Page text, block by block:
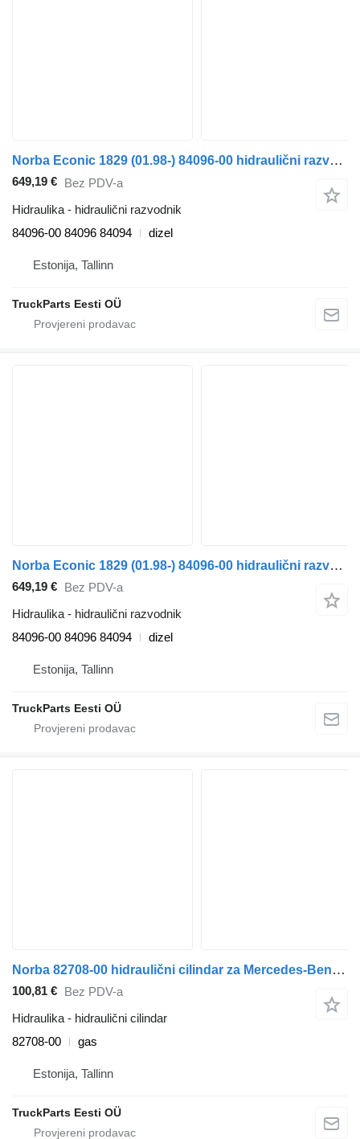
Norba Econic 1829 (01.98-) 84096-00 hidraulični razvodnik za Mercedes-Benz Econic (1998-2014) tegljača
649,19 € Bez PDV-a
Hidraulika - hidraulični razvodnik
84096-00 84096 84094
dizel
Estonija, Tallinn
TruckParts Eesti OÜ
Norba Econic 1829 (01.98-) 84096-00 hidraulični razvodnik za Mercedes-Benz Econic (1998-2014) kamiona
649,19 € Bez PDV-a
Hidraulika - hidraulični razvodnik
84096-00 84096 84094
dizel
Estonija, Tallinn
TruckParts Eesti OÜ
Norba 82708-00 hidraulični cilindar za Mercedes-Benz Econic (1998-2014) tegljača
100,81 € Bez PDV-a
Hidraulika - hidraulični cilindar
82708-00
gas
Estonija, Tallinn
TruckParts Eesti OÜ